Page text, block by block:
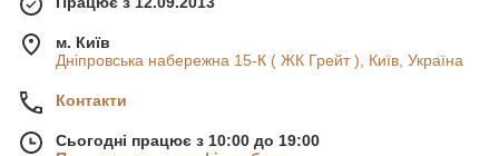
м. Київ
Дніпровська набережна 15-К ( ЖК Грейт ), Київ, Україна
Контакти
Сьогодні працює з 10:00 до 19:00